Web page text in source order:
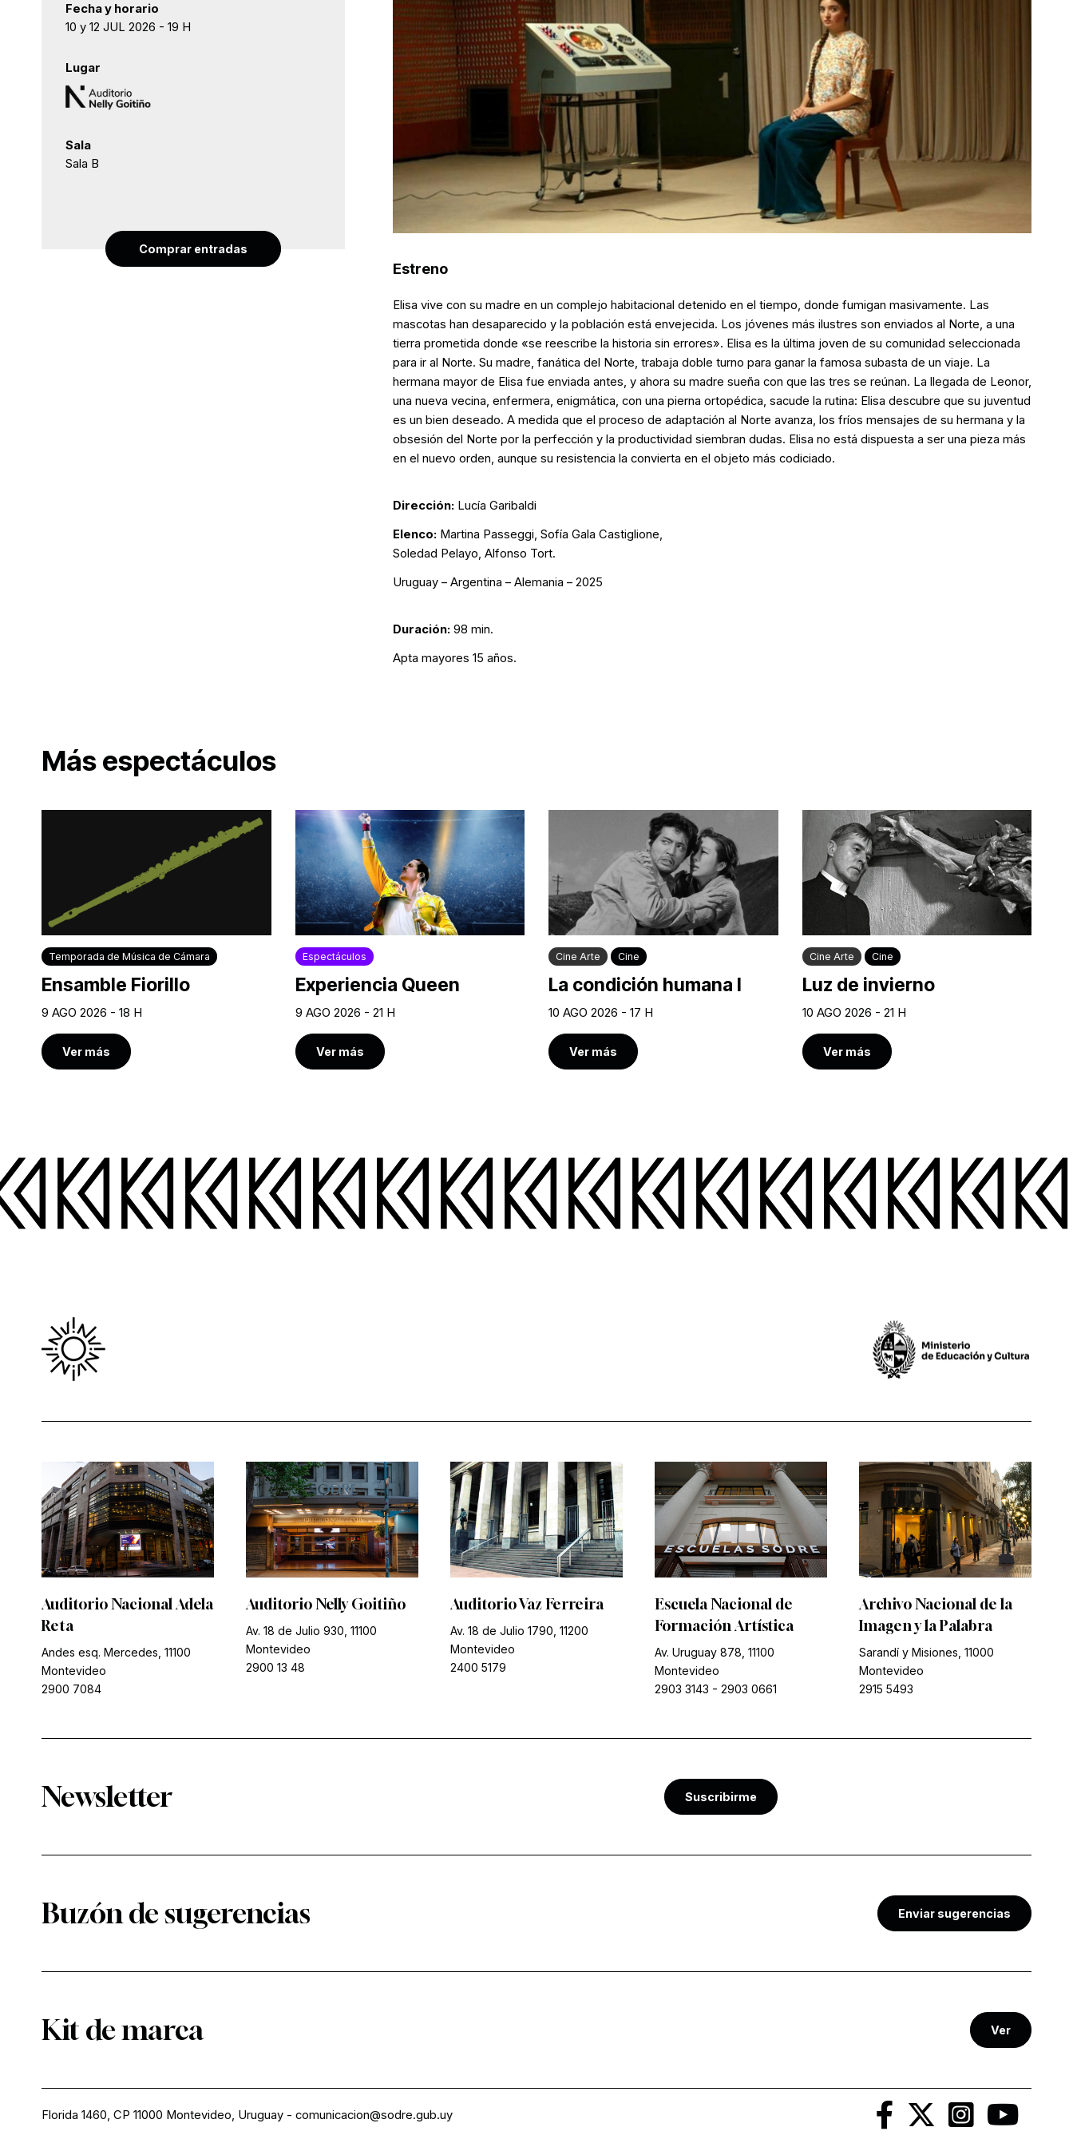
Estreno
Elisa vive con su madre en un complejo habitacional detenido en el tiempo, donde fumigan masivamente. Las
mascotas han desaparecido y la población está envejecida. Los jóvenes más ilustres son enviados al Norte, a una
tierra prometida donde «se reescribe la historia sin errores». Elisa es la última joven de su comunidad seleccionada
para ir al Norte. Su madre, fanática del Norte, trabaja doble turno para ganar la famosa subasta de un viaje. La
hermana mayor de Elisa fue enviada antes, y ahora su madre sueña con que las tres se reúnan. La llegada de Leonor,
una nueva vecina, enfermera, enigmática, con una pierna ortopédica, sacude la rutina: Elisa descubre que su juventud
es un bien deseado. A medida que el proceso de adaptación al Norte avanza, los fríos mensajes de su hermana y la
obsesión del Norte por la perfección y la productividad siembran dudas. Elisa no está dispuesta a ser una pieza más
en el nuevo orden, aunque su resistencia la convierta en el objeto más codiciado.
Dirección: Lucía Garibaldi
Elenco: Martina Passeggi, Sofía Gala Castiglione,
Soledad Pelayo, Alfonso Tort.
Uruguay – Argentina – Alemania – 2025
Duración: 98 min.
Apta mayores 15 años.
Fecha y horario
10 y 12 JUL 2026 - 19 H
Lugar
Sala
Sala B
Comprar entradas
Más espectáculos
Temporada de Música de Cámara
Ensamble Fiorillo
9 AGO 2026 - 18 H
Ver más
Espectáculos
Experiencia Queen
9 AGO 2026 - 21 H
Ver más
Cine Arte Cine
La condición humana I
10 AGO 2026 - 17 H
Ver más
Cine Arte Cine
Luz de invierno
10 AGO 2026 - 21 H
Ver más
Auditorio Nacional Adela
Reta
Andes esq. Mercedes, 11100
Montevideo
2900 7084
Auditorio Nelly Goitiño
Av. 18 de Julio 930, 11100
Montevideo
2900 13 48
Auditorio Vaz Ferreira
Av. 18 de Julio 1790, 11200
Montevideo
2400 5179
Escuela Nacional de
Formación Artística
Av. Uruguay 878, 11100
Montevideo
2903 3143 - 2903 0661
Archivo Nacional de la
Imagen y la Palabra
Sarandí y Misiones, 11000
Montevideo
2915 5493
Newsletter Suscribirme
Buzón de sugerencias Enviar sugerencias
Kit de marca Ver
Florida 1460, CP 11000 Montevideo, Uruguay - comunicacion@sodre.gub.uy